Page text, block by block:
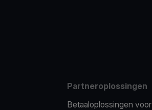
Partneroplossingen
Betaaloplossingen voor